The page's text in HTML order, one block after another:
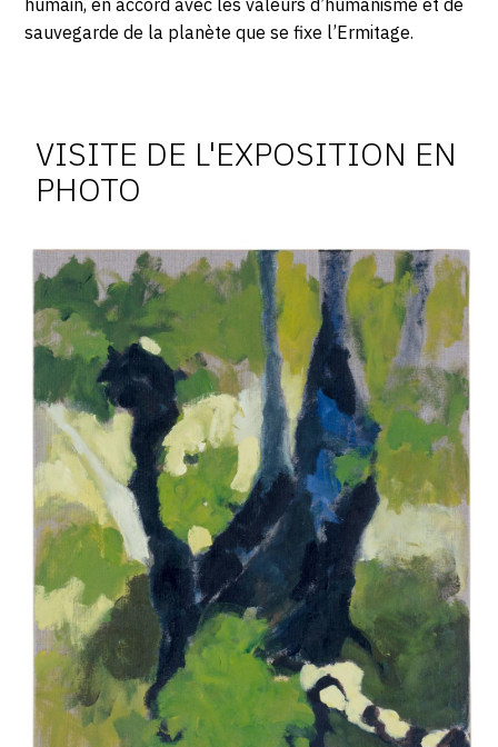
humain, en accord avec les valeurs d’humanisme et de
sauvegarde de la planète que se fixe l’Ermitage.
l'exposition
VISITE DE L'EXPOSITION EN
PHOTO